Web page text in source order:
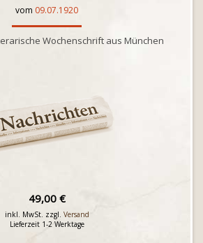
vom 09.07.1920
Wochenschrift aus München
49,00 €
inkl. MwSt. zzgl. Versand
Lieferzeit 1-2 Werktage